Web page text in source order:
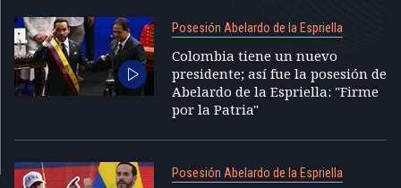
Posesión Abelardo de la Espriella
Colombia tiene un nuevo
presidente; así fue la posesión de
Abelardo de la Espriella: "Firme
por la Patria"
Posesión Abelardo de la Espriella